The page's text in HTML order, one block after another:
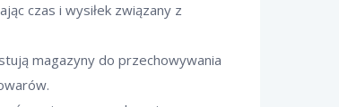
czas i wysiłek związany z
magazyny do przechowywania